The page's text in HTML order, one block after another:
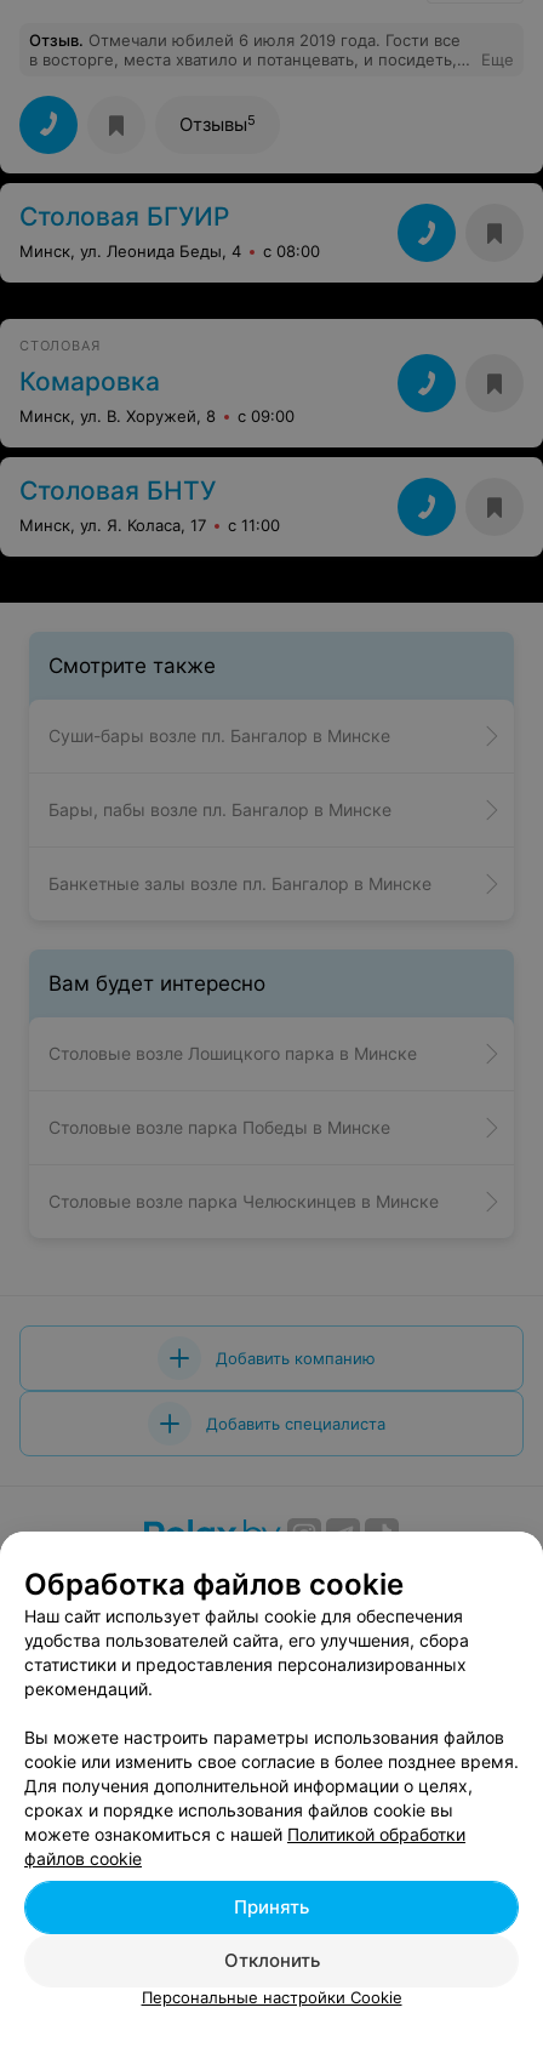
Отзыв. Отмечали юбилей 6 июля 2019 года. Гости все
в восторге, места хватило и потанцевать, и посидеть, и
спасибо девочкам за их труд. К вам хочется вернуться
еще много много раз)
Еще
Отзывы5
Столовая БГУИР
Минск, ул. Леонида Беды, 4 с 08:00
Комаровка
ЭФФЕКТИВНАЯ РЕКЛАМА НА САЙТЕ
Банкетные залы возле пл. Бангалор в Минске
Вам будет интересно
Столовые возле Лошицкого парка в Минске
Столовые возле парка Победы в Минске
Столовые возле парка Челюскинцев в Минске
Добавить компанию
Обработка файлов cookie
Наш сайт использует файлы cookie для обеспечения
удобства пользователей сайта, его улучшения, сбора
статистики и предоставления персонализированных
рекомендаций.
Вы можете настроить параметры использования файлов
cookie или изменить свое согласие в более позднее время.
Для получения дополнительной информации о целях,
сроках и порядке использования файлов cookie вы
можете ознакомиться с нашей Политикой обработки
файлов cookie
Отклонить
Принять
Персональные настройки Cookie